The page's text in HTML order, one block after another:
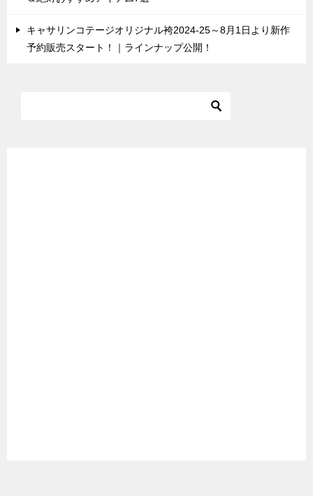
キャサリンコテージオリジナル袴2024-25～8月1日より新作
予約販売スタート！｜ラインナップ公開！